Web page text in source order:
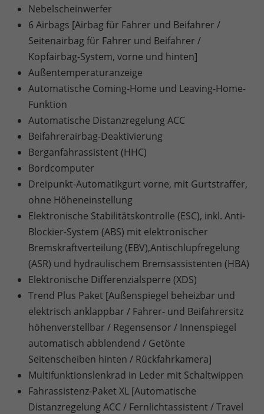
Nebelscheinwerfer
6 Airbags [Airbag für Fahrer und Beifahrer /
Seitenairbag für Fahrer und Beifahrer /
Kopfairbag-System, vorne und hinten]
Außentemperaturanzeige
Automatische Coming-Home und Leaving-Home-
Funktion
Automatische Distanzregelung ACC
Beifahrerairbag-Deaktivierung
Berganfahrassistent (HHC)
Bordcomputer
Dreipunkt-Automatikgurt vorne, mit Gurtstraffer,
ohne Höheneinstellung
Elektronische Stabilitätskontrolle (ESC), inkl. Anti-
Blockier-System (ABS) mit elektronischer
Bremskraftverteilung (EBV),Antischlupfregelung
(ASR) und hydraulischem Bremsassistenten (HBA)
Elektronische Differenzialsperre (XDS)
Trend Plus Paket [Außenspiegel beheizbar und
elektrisch anklappbar / Fahrer- und Beifahrersitz
höhenverstellbar / Regensensor / Innenspiegel
automatisch abblendend / Getönte
Seitenscheiben hinten / Rückfahrkamera]
Multifunktionslenkrad in Leder mit Schaltwippen
Fahrassistenz-Paket XL [Automatische
Distanzregelung ACC / Fernlichtassistent / Travel